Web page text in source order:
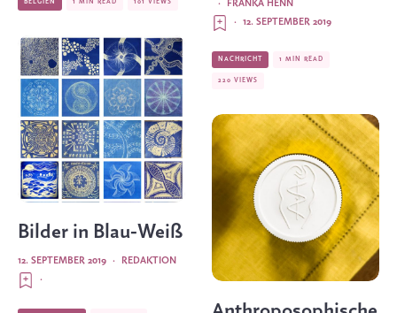
BELGIEN 1 MIN READ 101 VIEWS
Bilder in Blau-Weiß
REDAKTION
·
12. SEPTEMBER 2019
·
FRANKA HENN
·
12. SEPTEMBER 2019
·
NACHRICHT 1 MIN READ
220 VIEWS